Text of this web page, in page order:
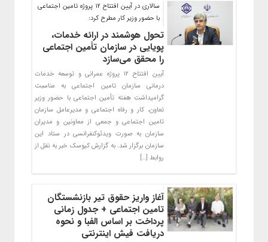
سالاری در آیین افتتاح ۱۲ پروژه تامین اجتماعی
با حضور وزیر کار مطرح کرد:
تحول هوشمند در ارائه خدمات،
پویایی در سازمان تأمین اجتماعی
را محقق می‌سازد
آیین افتتاح ۱۲ پروژه عمرانی و توسعه خدمات
درمانی سازمان تامین اجتماعی به مناسبت
گرامیداشت هفته تأمین اجتماعی با حضور وزیر
تعاون، کار و رفاه اجتماعی و مدیرعامل سازمان
تامین اجتماعی و جمعی از معاونین و مدیران
سازمان به صورت ویدئوکنفرانسی در ستاد این
سازمان برگزار شد. به گزارش کیوسک خبر به نقل از
روابط […]
آغاز واریز حقوق تیر بازنشستگان
تامین اجتماعی + جدول زمانی
پرداخت بر اساس الفبا و نحوه
دریافت فیش اینترنتی